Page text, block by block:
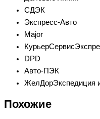
СДЭК
Экспресс-Авто
Major
DPD
Авто-ПЭК
ЖелДорЭкспедиция
Похожие